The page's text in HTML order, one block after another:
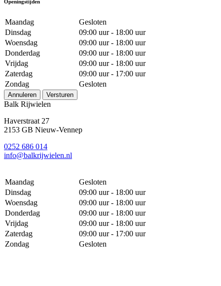
Openingstijden
Maandag
Gesloten
Dinsdag
09:00 uur - 18:00 uur
Woensdag
09:00 uur - 18:00 uur
Donderdag
09:00 uur - 18:00 uur
Vrijdag
09:00 uur - 18:00 uur
Zaterdag
09:00 uur - 17:00 uur
Zondag
Gesloten
Annuleren Versturen
Balk Rijwielen
Haverstraat 27
2153 GB Nieuw-Vennep
0252 686 014
info@balkrijwielen.nl
Maandag
Gesloten
Dinsdag
09:00 uur - 18:00 uur
Woensdag
09:00 uur - 18:00 uur
Donderdag
09:00 uur - 18:00 uur
Vrijdag
09:00 uur - 18:00 uur
Zaterdag
09:00 uur - 17:00 uur
Zondag
Gesloten